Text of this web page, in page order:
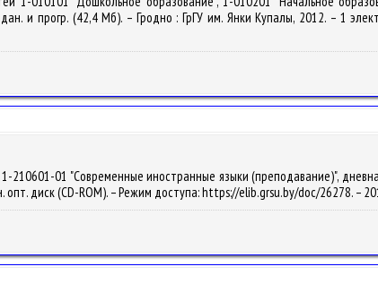
и прогр. (42,4 Мб). – Гродно : ГрГУ им. Янки Купалы, 2012. – 1
210601-01 "Современные иностранные языки (преподавание)",
опт. диск (CD-ROM). – Режим доступа: https://elib.grsu.by/doc/26278. –